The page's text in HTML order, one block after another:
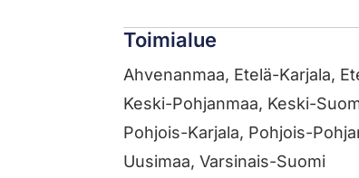
Toimialue
Ahvenanmaa, Etelä-Karjala,
Keski-Pohjanmaa, Keski-
Pohjois-Karjala, Pohjois-
Uusimaa, Varsinais-Suomi